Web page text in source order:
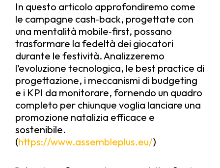
In questo articolo approfondiremo come
le campagne cash‑back, progettate con
una mentalità mobile‑first, possano
trasformare la fedeltà dei giocatori
durante le festività. Analizzeremo
l’evoluzione tecnologica, le best practice di
progettazione, i meccanismi di budgeting
e i KPI da monitorare, fornendo un quadro
completo per chiunque voglia lanciare una
promozione natalizia efficace e
sostenibile.
(https://www.assembleplus.eu/)